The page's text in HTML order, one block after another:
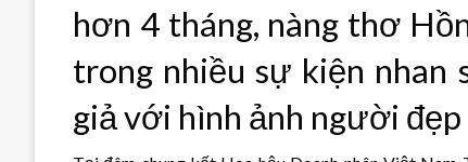
hơn 4 tháng, nàng thơ
trong nhiều sự kiện nhan
giả với hình ảnh người